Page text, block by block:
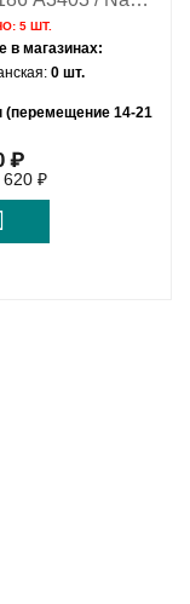
/ Orig
5 ШТ.
в магазинах:
0 шт.
14-21
склад:
₽
620 ₽